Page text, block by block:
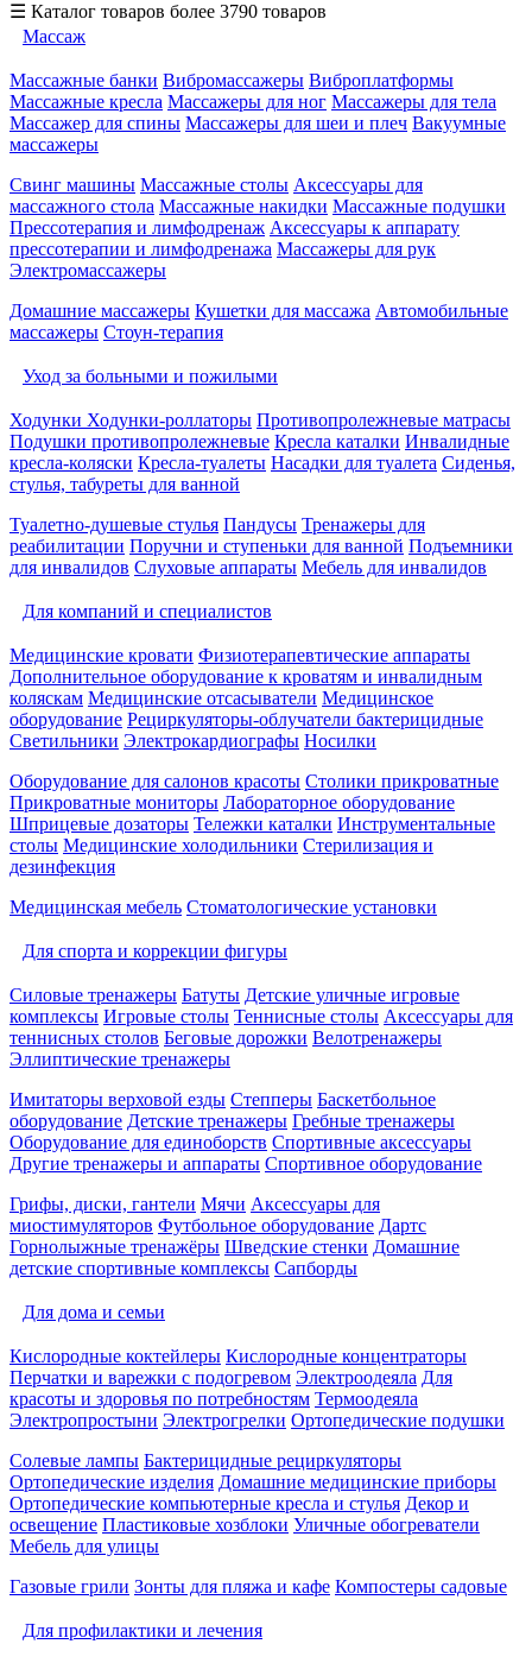
☰ Каталог товаров более 3790 товаров
Массаж
Массажные банки Вибромассажеры Виброплатформы
Массажные кресла Массажеры для ног Массажеры для тела
Массажер для спины Массажеры для шеи и плеч Вакуумные
массажеры
Свинг машины Массажные столы Аксессуары для
массажного стола Массажные накидки Массажные подушки
Прессотерапия и лимфодренаж Аксессуары к аппарату
прессотерапии и лимфодренажа Массажеры для рук
Электромассажеры
Домашние массажеры Кушетки для массажа Автомобильные
массажеры Стоун-терапия
Уход за больными и пожилыми
Ходунки Ходунки-роллаторы Противопролежневые матрасы
Подушки противопролежневые Кресла каталки Инвалидные
кресла-коляски Кресла-туалеты Насадки для туалета Сиденья,
стулья, табуреты для ванной
Туалетно-душевые стулья Пандусы Тренажеры для
реабилитации Поручни и ступеньки для ванной Подъемники
для инвалидов Слуховые аппараты Мебель для инвалидов
Для компаний и специалистов
Медицинские кровати Физиотерапевтические аппараты
Дополнительное оборудование к кроватям и инвалидным
коляскам Медицинские отсасыватели Медицинское
оборудование Рециркуляторы-облучатели бактерицидные
Светильники Электрокардиографы Носилки
Оборудование для салонов красоты Столики прикроватные
Прикроватные мониторы Лабораторное оборудование
Шприцевые дозаторы Тележки каталки Инструментальные
столы Медицинские холодильники Стерилизация и
дезинфекция
Медицинская мебель Стоматологические установки
Для спорта и коррекции фигуры
Силовые тренажеры Батуты Детские уличные игровые
комплексы Игровые столы Теннисные столы Аксессуары для
теннисных столов Беговые дорожки Велотренажеры
Эллиптические тренажеры
Имитаторы верховой езды Степперы Баскетбольное
оборудование Детские тренажеры Гребные тренажеры
Оборудование для единоборств Спортивные аксессуары
Другие тренажеры и аппараты Спортивное оборудование
Грифы, диски, гантели Мячи Аксессуары для
миостимуляторов Футбольное оборудование Дартс
Горнолыжные тренажёры Шведские стенки Домашние
детские спортивные комплексы Сапборды
Для дома и семьи
Кислородные коктейлеры Кислородные концентраторы
Перчатки и варежки с подогревом Электроодеяла Для
красоты и здоровья по потребностям Термоодеяла
Электропростыни Электрогрелки Ортопедические подушки
Солевые лампы Бактерицидные рециркуляторы
Ортопедические изделия Домашние медицинские приборы
Ортопедические компьютерные кресла и стулья Декор и
освещение Пластиковые хозблоки Уличные обогреватели
Мебель для улицы
Газовые грили Зонты для пляжа и кафе Компостеры садовые
Для профилактики и лечения